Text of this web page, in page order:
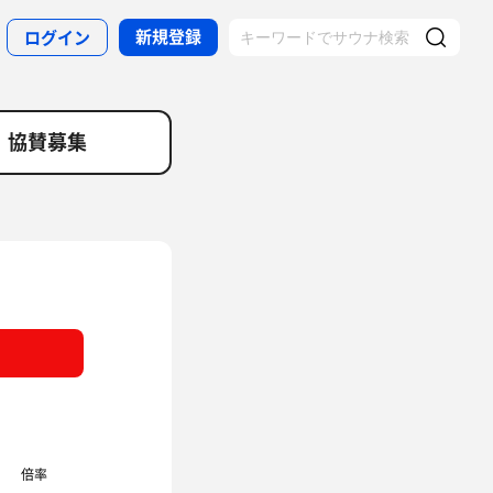
ログイン 新規登録
協賛募集
倍率